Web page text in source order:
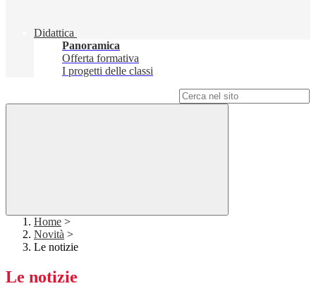
Didattica
Panoramica
Offerta formativa
I progetti delle classi
Home >
Novità >
Le notizie
Le notizie